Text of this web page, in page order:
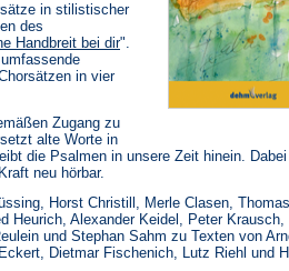
in stilistischer
des
Handbreit bei dir".
in vier
Zugang zu
alte Worte in
die Psalmen in unsere Zeit hinein. Dabei
neu hörbar.
Horst Christill, Merle Clasen, Thomas
Heurich, Alexander Keidel, Peter Krausch,
und Stephan Sahm zu Texten von
Dietmar Fischenich, Lutz Riehl und